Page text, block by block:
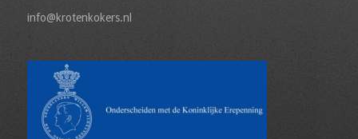
info@krotenkokers.nl